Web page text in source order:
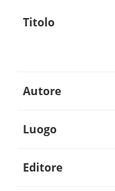
Titolo
Autore
Luogo
Editore